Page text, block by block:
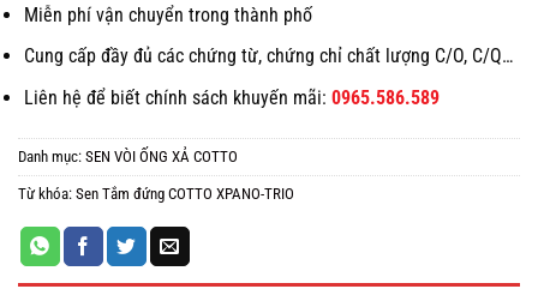
Miễn phí vận chuyển trong thành phố
Cung cấp đầy đủ các chứng từ, chứng chỉ chất lượng C/O, C/Q…
Liên hệ để biết chính sách khuyến mãi: 0965.586.589
Danh mục: SEN VÒI ỐNG XẢ COTTO
Từ khóa: Sen Tắm đứng COTTO XPANO-TRIO